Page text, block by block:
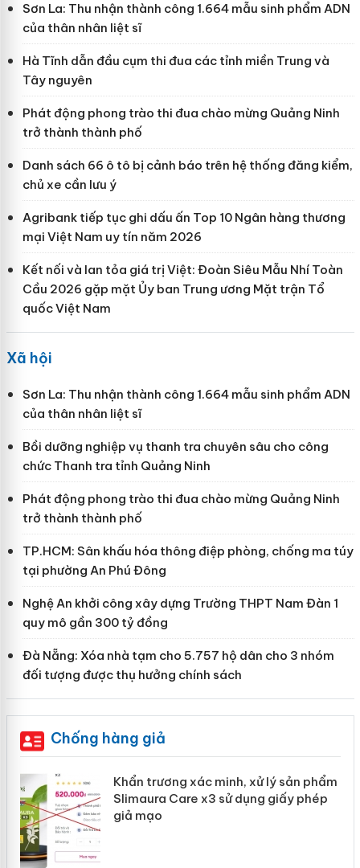
Sơn La: Thu nhận thành công 1.664 mẫu sinh phẩm ADN
của thân nhân liệt sĩ
Hà Tĩnh dẫn đầu cụm thi đua các tỉnh miền Trung và
Tây nguyên
Phát động phong trào thi đua chào mừng Quảng Ninh
trở thành thành phố
Danh sách 66 ô tô bị cảnh báo trên hệ thống đăng kiểm,
chủ xe cần lưu ý
Agribank tiếp tục ghi dấu ấn Top 10 Ngân hàng thương
mại Việt Nam uy tín năm 2026
Kết nối và lan tỏa giá trị Việt: Đoàn Siêu Mẫu Nhí Toàn
Cầu 2026 gặp mặt Ủy ban Trung ương Mặt trận Tổ
quốc Việt Nam
Xã hội
Sơn La: Thu nhận thành công 1.664 mẫu sinh phẩm ADN
của thân nhân liệt sĩ
Bồi dưỡng nghiệp vụ thanh tra chuyên sâu cho công
chức Thanh tra tỉnh Quảng Ninh
Phát động phong trào thi đua chào mừng Quảng Ninh
trở thành thành phố
TP.HCM: Sân khấu hóa thông điệp phòng, chống ma túy
tại phường An Phú Đông
Nghệ An khởi công xây dựng Trường THPT Nam Đàn 1
quy mô gần 300 tỷ đồng
Đà Nẵng: Xóa nhà tạm cho 5.757 hộ dân cho 3 nhóm
đối tượng được thụ hưởng chính sách
Chống hàng giả
Khẩn trương xác minh, xử lý sản phẩm
Slimaura Care x3 sử dụng giấy phép
giả mạo